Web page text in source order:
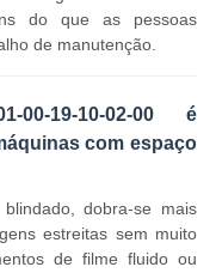
do que as pessoas
de manutenção.
19-10-02-00 é
com espaço
dobra-se mais
estreitas sem muito
de filme fluido ou